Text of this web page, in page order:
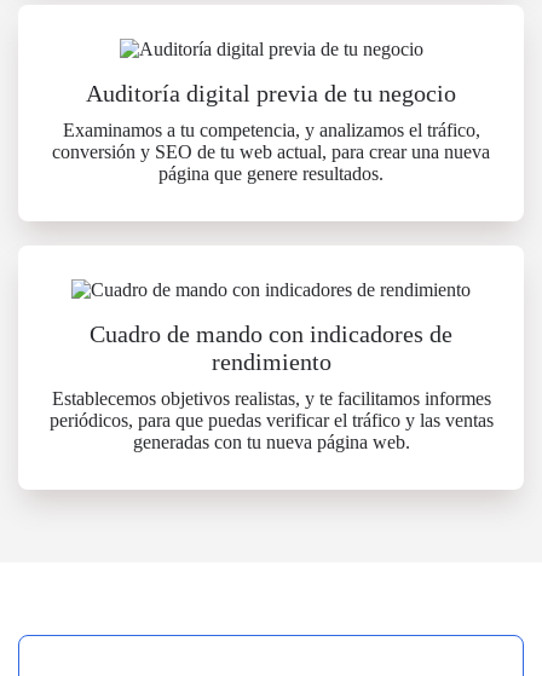
Auditoría digital previa de tu negocio
Examinamos a tu competencia, y analizamos el tráfico,
conversión y SEO de tu web actual, para crear una nueva
página que genere resultados.
Cuadro de mando con indicadores de
rendimiento
Establecemos objetivos realistas, y te facilitamos informes
periódicos, para que puedas verificar el tráfico y las ventas
generadas con tu nueva página web.